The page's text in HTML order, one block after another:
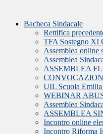
Bacheca Sindacale
Rettifica
TFA Sostegno XI
Assemblea online
Assemblea
ASSEMBLEA
UIL Scuola
WEBINAR
Assemblea
ASSEMBLEA
Incontro online
Incontro Riforma